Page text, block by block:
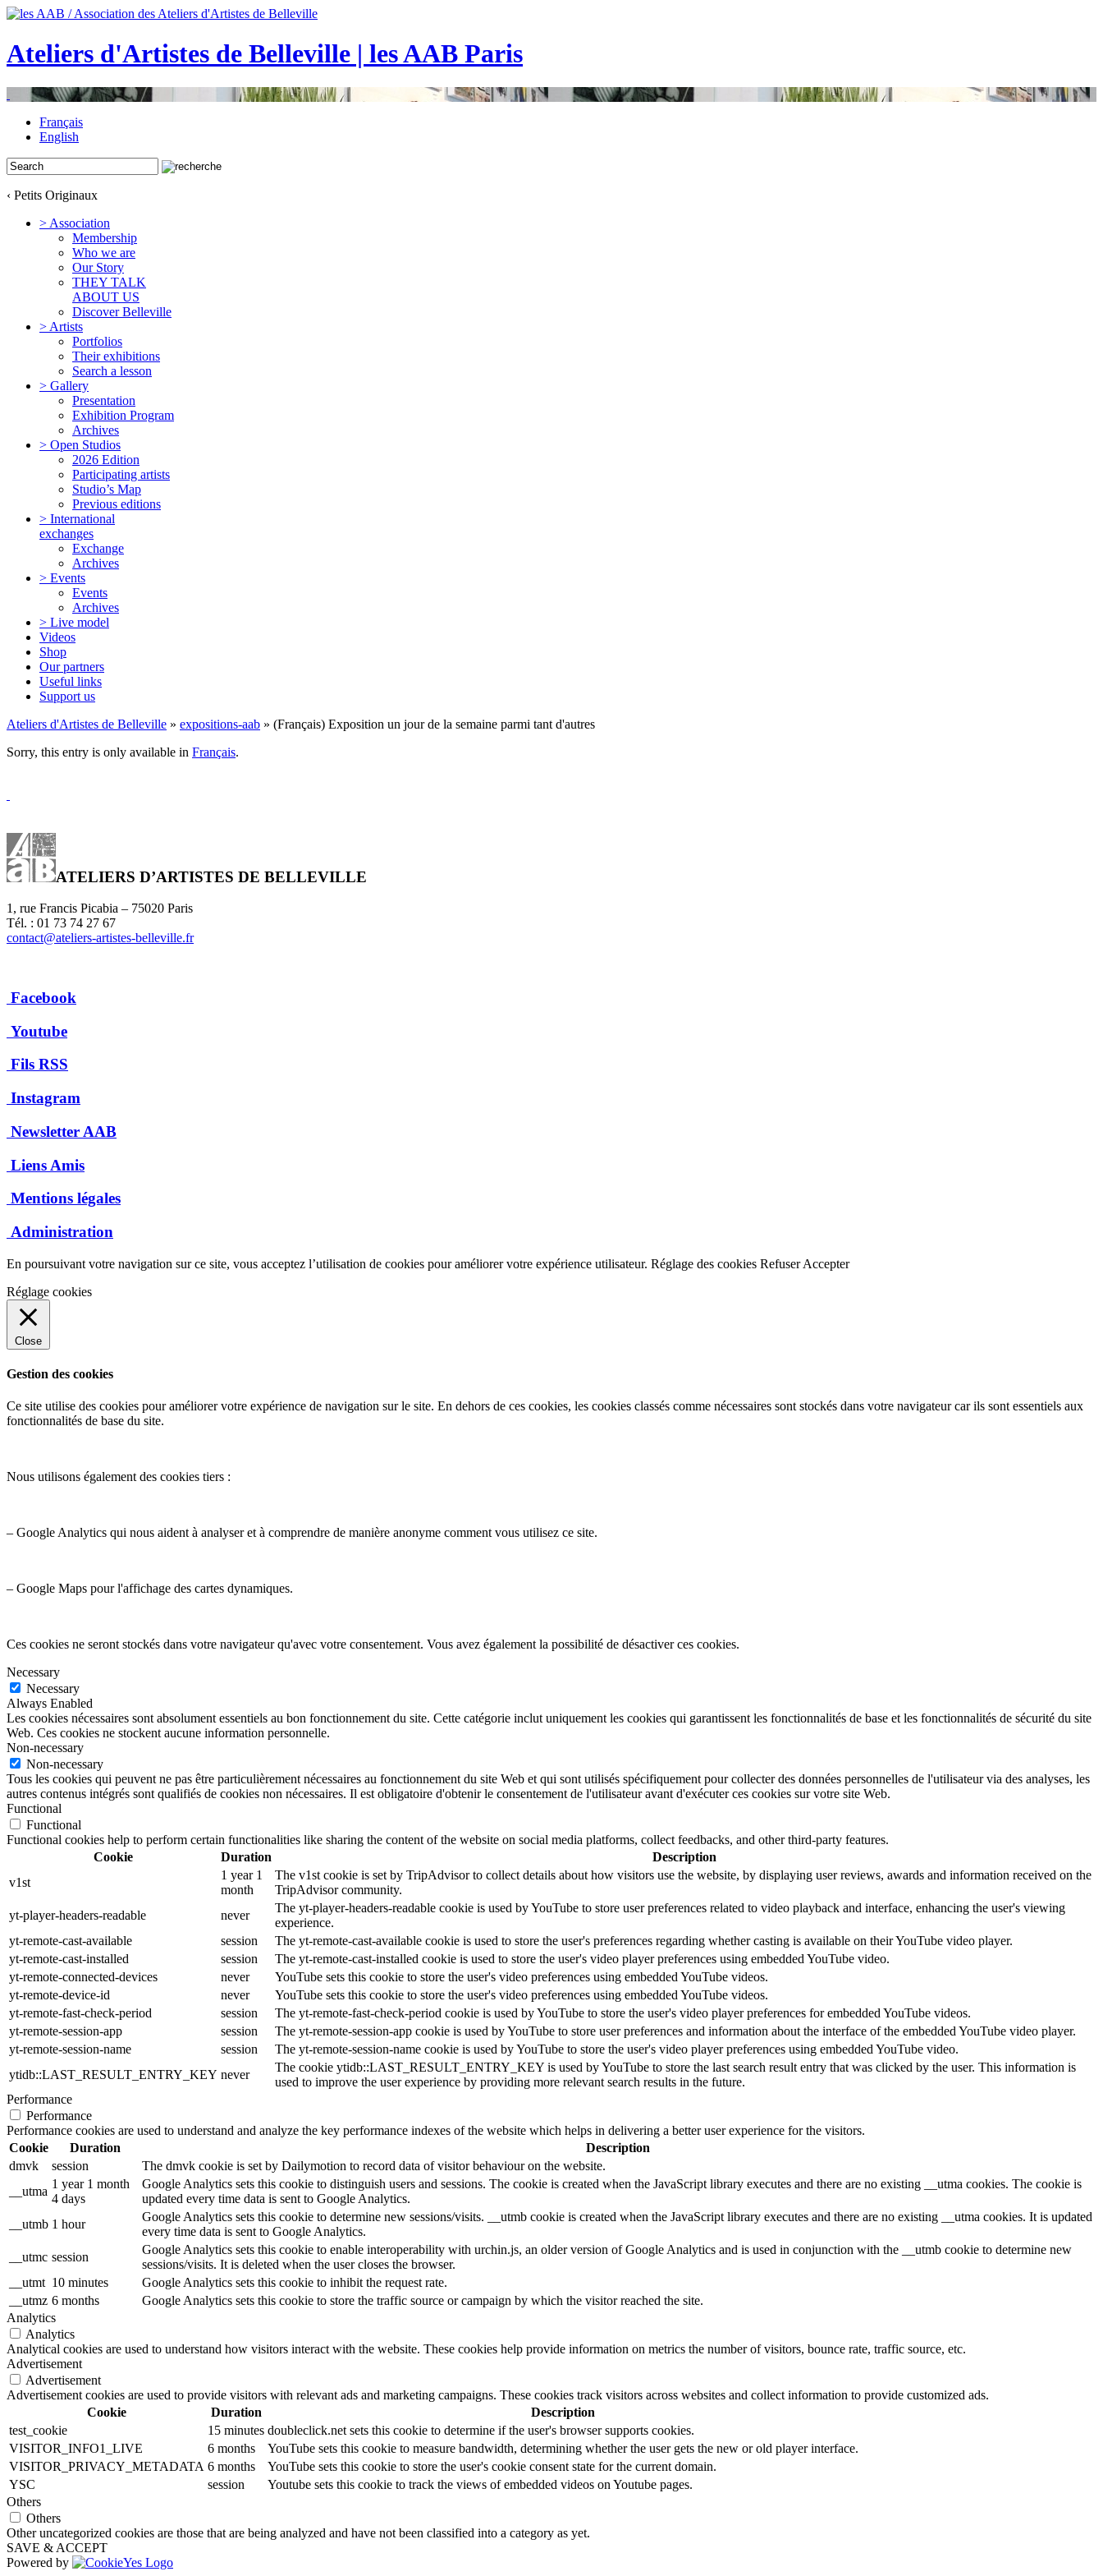
Ateliers d'Artistes de Belleville | les AAB Paris
Français
English
‹ Petits Originaux
> Association
Membership
Who we are
Our Story
THEY TALK
ABOUT US
Discover Belleville
> Artists
Portfolios
Their exhibitions
Search a lesson
> Gallery
Presentation
Exhibition Program
Archives
> Open Studios
2026 Edition
Participating artists
Studio’s Map
Previous editions
> International
exchanges
Exchange
Archives
> Events
Events
Archives
> Live model
Videos
Shop
Our partners
Useful links
Support us
Ateliers d'Artistes de Belleville » expositions-aab » (Français) Exposition un jour de la semaine parmi tant d'autres
Sorry, this entry is only available in Français.
ATELIERS D’ARTISTES DE BELLEVILLE
1, rue Francis Picabia – 75020 Paris
Tél. : 01 73 74 27 67
contact@ateliers-artistes-belleville.fr
Facebook
Youtube
Fils RSS
Instagram
Newsletter AAB
Liens Amis
Mentions légales
Administration
En poursuivant votre navigation sur ce site, vous acceptez l’utilisation de cookies pour améliorer votre expérience utilisateur. Réglage des cookies Refuser Accepter
Réglage cookies
Close
Gestion des cookies
Ce site utilise des cookies pour améliorer votre expérience de navigation sur le site. En dehors de ces cookies, les cookies classés comme nécessaires sont stockés dans votre navigateur car ils sont essentiels aux
fonctionnalités de base du site.
Nous utilisons également des cookies tiers :
– Google Analytics qui nous aident à analyser et à comprendre de manière anonyme comment vous utilisez ce site.
– Google Maps pour l'affichage des cartes dynamiques.
Ces cookies ne seront stockés dans votre navigateur qu'avec votre consentement. Vous avez également la possibilité de désactiver ces cookies.
Necessary
Necessary
Always Enabled
Les cookies nécessaires sont absolument essentiels au bon fonctionnement du site. Cette catégorie inclut uniquement les cookies qui garantissent les fonctionnalités de base et les fonctionnalités de sécurité du site
Web. Ces cookies ne stockent aucune information personnelle.
Non-necessary
Non-necessary
Tous les cookies qui peuvent ne pas être particulièrement nécessaires au fonctionnement du site Web et qui sont utilisés spécifiquement pour collecter des données personnelles de l'utilisateur via des analyses, les
autres contenus intégrés sont qualifiés de cookies non nécessaires. Il est obligatoire d'obtenir le consentement de l'utilisateur avant d'exécuter ces cookies sur votre site Web.
Functional
Functional
Functional cookies help to perform certain functionalities like sharing the content of the website on social media platforms, collect feedbacks, and other third-party features.
Cookie
Duration
Description
v1st
1 year 1
month
The v1st cookie is set by TripAdvisor to collect details about how visitors use the website, by displaying user reviews, awards and information received on the
TripAdvisor community.
yt-player-headers-readable
never
The yt-player-headers-readable cookie is used by YouTube to store user preferences related to video playback and interface, enhancing the user's viewing
experience.
yt-remote-cast-available
session
The yt-remote-cast-available cookie is used to store the user's preferences regarding whether casting is available on their YouTube video player.
yt-remote-cast-installed
session
The yt-remote-cast-installed cookie is used to store the user's video player preferences using embedded YouTube video.
yt-remote-connected-devices
never
YouTube sets this cookie to store the user's video preferences using embedded YouTube videos.
yt-remote-device-id
never
YouTube sets this cookie to store the user's video preferences using embedded YouTube videos.
yt-remote-fast-check-period
session
The yt-remote-fast-check-period cookie is used by YouTube to store the user's video player preferences for embedded YouTube videos.
yt-remote-session-app
session
The yt-remote-session-app cookie is used by YouTube to store user preferences and information about the interface of the embedded YouTube video player.
yt-remote-session-name
session
The yt-remote-session-name cookie is used by YouTube to store the user's video player preferences using embedded YouTube video.
ytidb::LAST_RESULT_ENTRY_KEY never
The cookie ytidb::LAST_RESULT_ENTRY_KEY is used by YouTube to store the last search result entry that was clicked by the user. This information is
used to improve the user experience by providing more relevant search results in the future.
Performance
Performance
Performance cookies are used to understand and analyze the key performance indexes of the website which helps in delivering a better user experience for the visitors.
Cookie
Duration
Description
dmvk
session
The dmvk cookie is set by Dailymotion to record data of visitor behaviour on the website.
__utma
1 year 1 month
4 days
Google Analytics sets this cookie to distinguish users and sessions. The cookie is created when the JavaScript library executes and there are no existing __utma cookies. The cookie is
updated every time data is sent to Google Analytics.
__utmb 1 hour
Google Analytics sets this cookie to determine new sessions/visits. __utmb cookie is created when the JavaScript library executes and there are no existing __utma cookies. It is updated
every time data is sent to Google Analytics.
__utmc session
Google Analytics sets this cookie to enable interoperability with urchin.js, an older version of Google Analytics and is used in conjunction with the __utmb cookie to determine new
sessions/visits. It is deleted when the user closes the browser.
__utmt 10 minutes
Google Analytics sets this cookie to inhibit the request rate.
__utmz 6 months
Google Analytics sets this cookie to store the traffic source or campaign by which the visitor reached the site.
Analytics
Analytics
Analytical cookies are used to understand how visitors interact with the website. These cookies help provide information on metrics the number of visitors, bounce rate, traffic source, etc.
Advertisement
Advertisement
Advertisement cookies are used to provide visitors with relevant ads and marketing campaigns. These cookies track visitors across websites and collect information to provide customized ads.
Cookie
Duration
Description
test_cookie
15 minutes doubleclick.net sets this cookie to determine if the user's browser supports cookies.
VISITOR_INFO1_LIVE
6 months
YouTube sets this cookie to measure bandwidth, determining whether the user gets the new or old player interface.
VISITOR_PRIVACY_METADATA 6 months
YouTube sets this cookie to store the user's cookie consent state for the current domain.
YSC
session
Youtube sets this cookie to track the views of embedded videos on Youtube pages.
Others
Others
Other uncategorized cookies are those that are being analyzed and have not been classified into a category as yet.
SAVE & ACCEPT
Powered by